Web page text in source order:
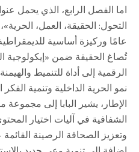
اما الفصل الرابع، الذي
التحول: الحقيقة، العمل،
عامًا وركيزة أساسية
تُصاغ الحقيقة ضمن «إيكولوجية
الرقمية إلى أداة للتنميط
الإطار، يشير البابا إلى مجموعة
الشفافية في آليات اختيار
وتعزيز الصحافة الرصينة